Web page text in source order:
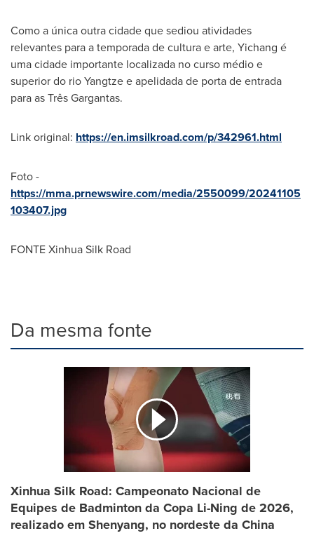
Como a única outra cidade que sediou atividades
relevantes para a temporada de cultura e arte, Yichang é
uma cidade importante localizada no curso médio e
superior do rio Yangtze e apelidada de porta de entrada
para as Três Gargantas.
Link original: https://en.imsilkroad.com/p/342961.html
Foto -
https://mma.prnewswire.com/media/2550099/20241105
103407.jpg
FONTE Xinhua Silk Road
Da mesma fonte
Xinhua Silk Road: Campeonato Nacional de
Equipes de Badminton da Copa Li-Ning de 2026,
realizado em Shenyang, no nordeste da China